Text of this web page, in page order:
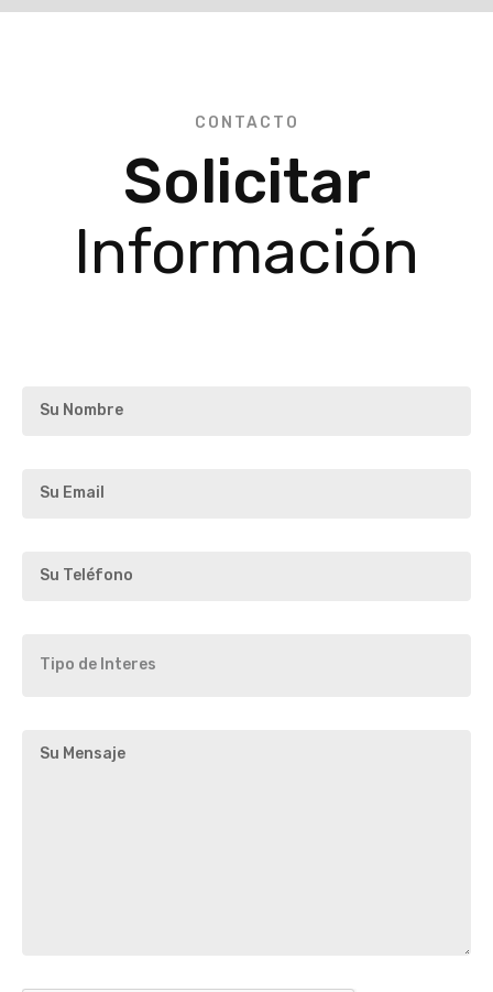
CONTACTO
Solicitar
Información